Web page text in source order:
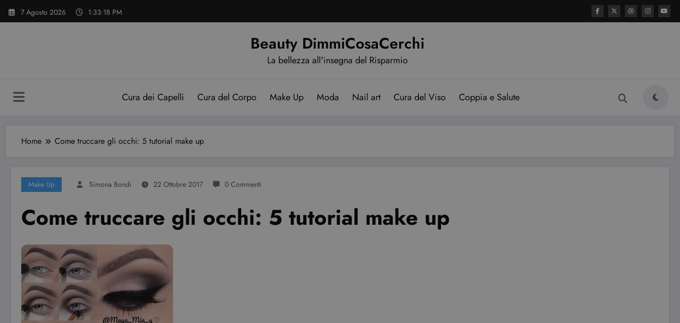
7 Agosto 2026 1:33:19 PM
Beauty DimmiCosaCerchi
La bellezza all'insegna del Risparmio
Cura dei Capelli Cura del Corpo Make Up Moda Nail art Cura del Viso Coppia e Salute
Home Come truccare gli occhi: 5 tutorial make up
Make Up Simona Bondi 22 Ottobre 2017 0 Commenti
Come truccare gli occhi: 5 tutorial make up